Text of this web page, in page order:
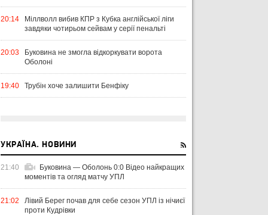
20:14
Міллволл вибив КПР з Кубка англійської ліги
завдяки чотирьом сейвам у серії пенальті
20:03
Буковина не змогла відкоркувати ворота
Оболоні
19:40 Трубін хоче залишити Бенфіку
УКРАЇНА. НОВИНИ
21:40
Буковина — Оболонь 0:0 Відео найкращих
моментів та огляд матчу УПЛ
21:02
Лівий Берег почав для себе сезон УПЛ із нічиєї
проти Кудрівки